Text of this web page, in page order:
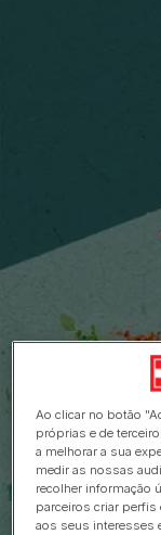
Ao clicar no botão
próprias e de
a melhorar a sua
medir as nossas
recolher informação
parceiros criar perfis
aos seus interesses